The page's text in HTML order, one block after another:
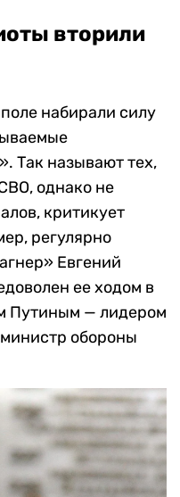
вторили
набирали силу
Так называют тех,
однако не
критикует
регулярно
Евгений
ее ходом в
Путиным — лидером
обороны